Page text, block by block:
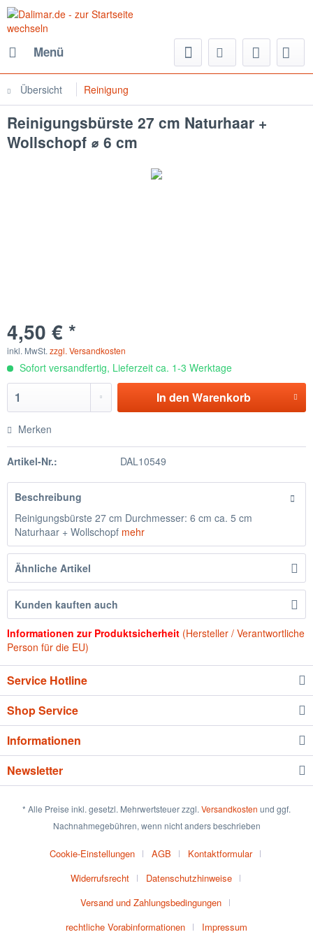
Menü
Übersicht Reinigung
Reinigungsbürste 27 cm Naturhaar +
Wollschopf ⌀ 6 cm
4,50 € *
inkl. MwSt. zzgl. Versandkosten
Sofort versandfertig, Lieferzeit ca. 1-3 Werktage
In den Warenkorb
Merken
Artikel-Nr.: DAL10549
Beschreibung
Reinigungsbürste 27 cm Durchmesser: 6 cm ca. 5 cm
Naturhaar + Wollschopf mehr
Ähnliche Artikel
Kunden kauften auch
Informationen zur Produktsicherheit (Hersteller / Verantwortliche
Person für die EU)
Service Hotline
Shop Service
Informationen
Newsletter
* Alle Preise inkl. gesetzl. Mehrwertsteuer zzgl. Versandkosten und ggf.
Nachnahmegebühren, wenn nicht anders beschrieben
Cookie-Einstellungen AGB
Kontaktformular
Widerrufsrecht
Datenschutzhinweise
Versand und Zahlungsbedingungen
rechtliche Vorabinformationen
Impressum